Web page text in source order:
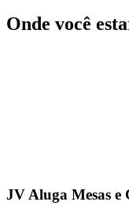
Onde você
JV Aluga Mesas e